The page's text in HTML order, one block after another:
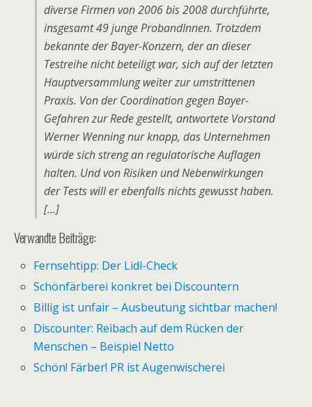
diverse Firmen von 2006 bis 2008 durchführte,
insgesamt 49 junge ProbandInnen. Trotzdem
bekannte der Bayer-Konzern, der an dieser
Testreihe nicht beteiligt war, sich auf der letzten
Hauptversammlung weiter zur umstrittenen
Praxis. Von der Coordination gegen Bayer-
Gefahren zur Rede gestellt, antwortete Vorstand
Werner Wenning nur knapp, das Unternehmen
würde sich streng an regulatorische Auflagen
halten. Und von Risiken und Nebenwirkungen
der Tests will er ebenfalls nichts gewusst haben.
[…]
Verwandte Beiträge:
Fernsehtipp: Der Lidl-Check
Schönfärberei konkret bei Discountern
Billig ist unfair – Ausbeutung sichtbar machen!
Discounter: Reibach auf dem Rücken der
Menschen – Beispiel Netto
Schön! Färber! PR ist Augenwischerei